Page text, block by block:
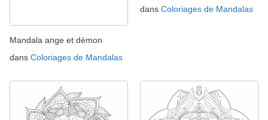
Mandala ange et démon
dans Coloriages de Mandalas
dans Coloriages de Mandalas